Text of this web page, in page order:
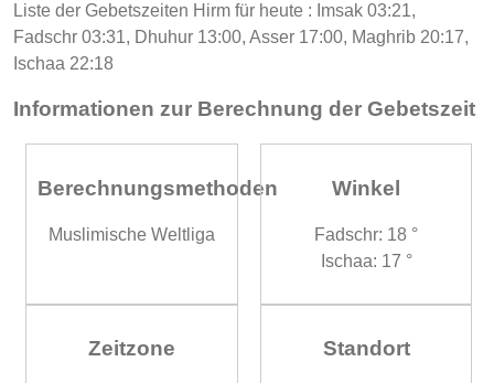
Liste der Gebetszeiten Hirm für heute : Imsak 03:21,
Fadschr 03:31, Dhuhur 13:00, Asser 17:00, Maghrib 20:17,
Ischaa 22:18
Informationen zur Berechnung der Gebetszeit
Berechnungsmethoden
Muslimische Weltliga
Winkel
Fadschr: 18 °
Ischaa: 17 °
Zeitzone Standort